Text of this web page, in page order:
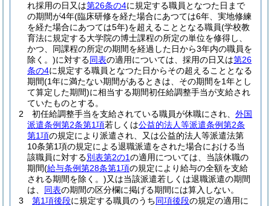
れ採用の日又は第26条の4に規定する職員となつた日まで
の期間が4年(臨床研修を経た場合にあつては6年、実地修練
を経た場合にあつては5年)を超えることとなる職員(学校教
育法に規定する大学院の博士課程の所定の単位を修得し、
かつ、同課程の所定の期間を経過した日から3年内の職員を
除く。)に対する同表の適用については、採用の日又は第26
条の4に規定する職員となつた日からその超えることとなる
期間(1年に満たない期間があるときは、その期間を1年とし
て算定した期間)に相当する期間初任給調整手当が支給され
ていたものとする。
2
初任給調整手当を支給されている職員が休職にされ、 外国
派遣条例第2条第1項若しくは公益的法人等派遣条例第2条
第1項の規定により派遣され、又は公益的法人等派遣法第
10条第1項の規定による退職派遣をされた場合における当
該職員に対する別表第2の1の適用については、当該休職の
期間(給与条例第28条第1項の規定により給与の全額を支給
される期間を除く。)又は当該派遣若しくは退職派遣の期間
は、 同表の期間の区分欄に掲げる期間には算入しない。
3
第1項後段に規定する職員のうち同項後段の規定の適用に